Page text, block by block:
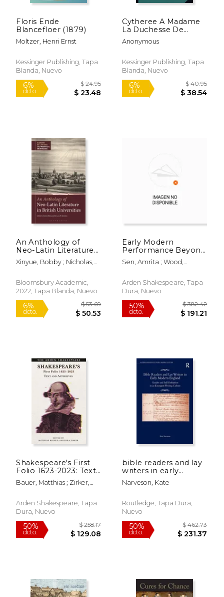
6% 6%
6%
dcto.
$ 78.39
$ 73.78
6%
dcto.
Floris Ende
Blancefloer (1879)
Moltzer, Henri Ernst
Kessinger Publishing, Tapa
Blanda, Nuevo
dcto. $ 23.48
Cytheree A Madame
La Duchesse De
Lorraine, Part 2 (1640)
(en Francés)
Anonymous
Kessinger Publishing, Tapa
Blanda, Nuevo
dcto.
An Anthology of
Neo-Latin Literature
in British Universities
(en Inglés)
Xinyue, Bobby ; Nicholas,
Bloomsbury Academic,
2022, Tapa Blanda, Nuevo
Early Modern
Performance Beyond
the Public Stage:
Extra-Theatrical
(en Inglés)
Sen, Amrita ; Wood,
Arden Shakespeare, Tapa
Dura, Nuevo
Shakespeare's First
Folio 1623-2023: Text
and Afterlives (en
Inglés)
Bauer, Matthias ; Zirker,
Arden Shakespeare, Tapa
Dura, Nuevo
bible readers and lay
writers in early
modern england (en
Inglés)
Narveson, Kate
Routledge, Tapa Dura,
Nuevo